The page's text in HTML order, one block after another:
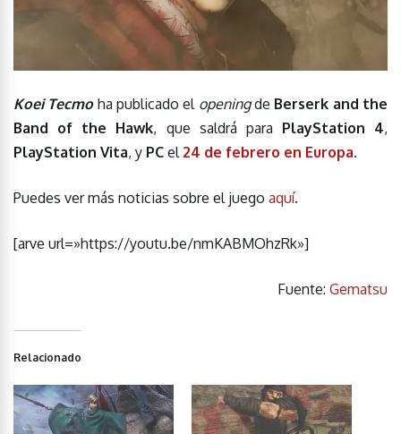
Koei Tecmo ha publicado el openingde Berserk and the
Band of the Hawk, que saldrá para PlayStation 4,
PlayStation Vita, y PC el 24 de febrero en Europa.
Puedes ver más noticias sobre el juego aquí.
[arve url=»https://youtu.be/nmKABMOhzRk»]
Fuente: Gematsu
Relacionado